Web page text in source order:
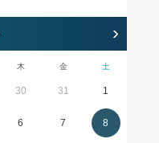
›
木 金 土
30 31 1
6 7 8